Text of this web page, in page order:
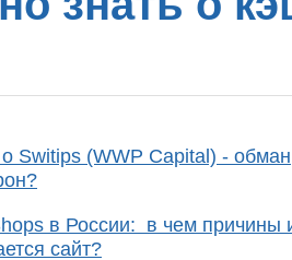
Switips (WWP Capital) -
в России: в чем причины
сайт?